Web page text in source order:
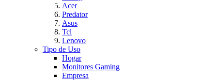
Acer
Predator
Asus
Tcl
Lenovo
Tipo de Uso
Hogar
Monitores Gaming
Empresa